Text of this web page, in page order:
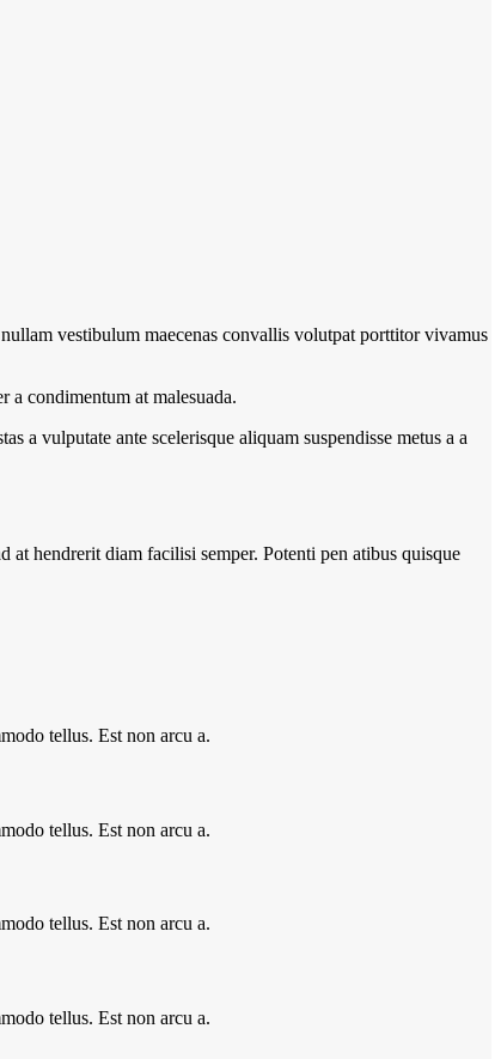
vestibulum maecenas convallis volutpat porttitor vivamus
a condimentum at malesuada.
a vulputate ante scelerisque aliquam suspendisse metus a a
hendrerit diam facilisi semper. Potenti pen atibus quisque
tellus. Est non arcu a.
tellus. Est non arcu a.
tellus. Est non arcu a.
tellus. Est non arcu a.